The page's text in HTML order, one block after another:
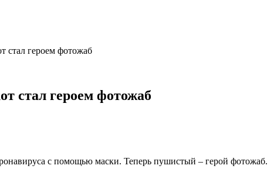
стал героем фотожаб
стал героем фотожаб
с помощью маски. Теперь пушистый – герой фотожаб.